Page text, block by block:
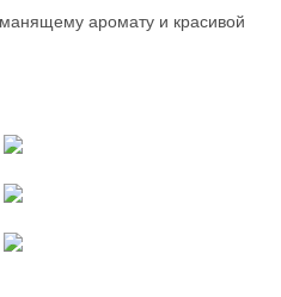
аромату и красивой